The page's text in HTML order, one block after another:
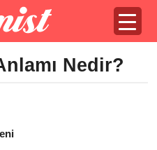
Nedir?